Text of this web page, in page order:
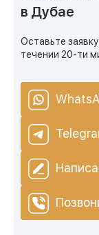
в Дубае
Оставьте
течении 20-ти